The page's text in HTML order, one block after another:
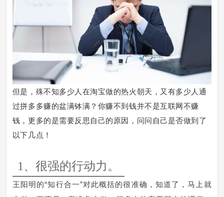
但是，殊不知多少人在淘宝做的热火朝天，又有多少人通
过拼多多赚的盆满钵满？你赚不到钱并不是互联网不赚
钱，更多的是需要反思自己的原因，问问自己是否做到了
以下几点！
1、很强的行动力。
王阳明的“知行合一”对此概括的很准确，知道了，马上就